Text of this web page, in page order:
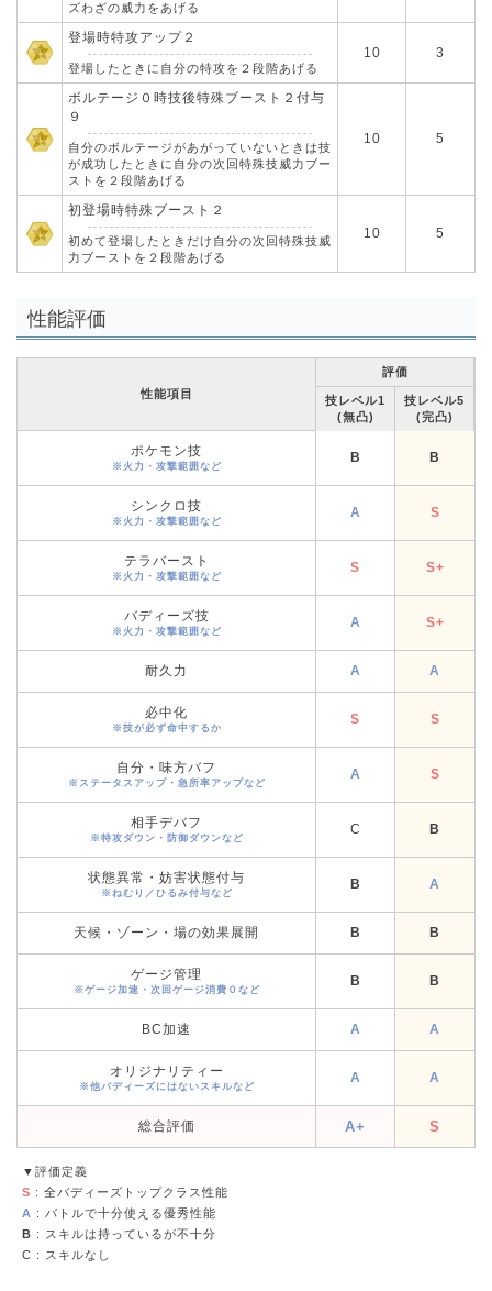
ズわざの威力をあげる
登場時特攻アップ２
登場したときに自分の特攻を２段階あげる
10 3
ボルテージ０時技後特殊ブースト２付与
９
自分のボルテージがあがっていないときは技
が成功したときに自分の次回特殊技威力ブー
ストを２段階あげる
10 5
初登場時特殊ブースト２
初めて登場したときだけ自分の次回特殊技威
力ブーストを２段階あげる
10 5
性能評価
性能項目
評価
技レベル1
(無凸)
技レベル5
(完凸)
ポケモン技
※火力・攻撃範囲など
B B
シンクロ技
※火力・攻撃範囲など
A S
テラバースト
※火力・攻撃範囲など
S S+
バディーズ技
※火力・攻撃範囲など
A S+
耐久力 A A
必中化
※技が必ず命中するか
S S
自分・味方バフ
※ステータスアップ・急所率アップなど
A S
相手デバフ
※特攻ダウン・防御ダウンなど
C B
状態異常・妨害状態付与
※ねむり／ひるみ付与など
B A
天候・ゾーン・場の効果展開 B B
ゲージ管理
※ゲージ加速・次回ゲージ消費０など
B B
BC加速 A A
オリジナリティー
※他バディーズにはないスキルなど
A A
総合評価 A+ S
▼評価定義
S : 全バディーズトップクラス性能
A : バトルで十分使える優秀性能
B : スキルは持っているが不十分
C : スキルなし